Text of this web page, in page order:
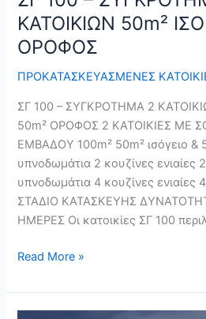
ΚΑΤΟΙΚΙΩΝ 50m²
ΟΡΟΦΟΣ
ΠΡΟΚΑΤΑΣΚΕΥΑΣΜΕΝΕΣ
ΣΓ 100 – ΣΥΓΚΡΟΤΗΜΑ 2
50m² ΟΡΟΦΟΣ 2 ΚΑΤΟΙΚΙΕΣ ΜΕ
ΕΜΒΑΔΟΥ 100m² 50m² ισόγειο &
υπνοδωμάτια 2 κουζίνες ενιαίες
υπνοδωμάτια 4 κουζίνες ενιαίες
ΣΤΑΔΙΟ ΚΑΤΑΣΚΕΥΗΣ
ΗΜΕΡΕΣ Οι κατοικίες ΣΓ 100
Read More »